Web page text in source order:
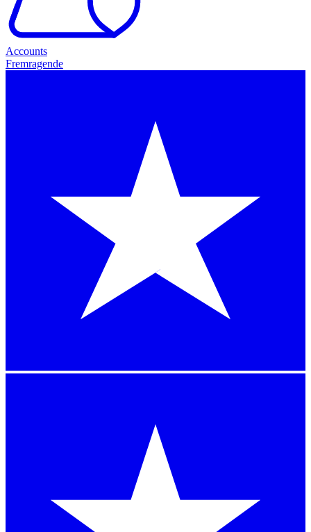
Accounts
Fremragende